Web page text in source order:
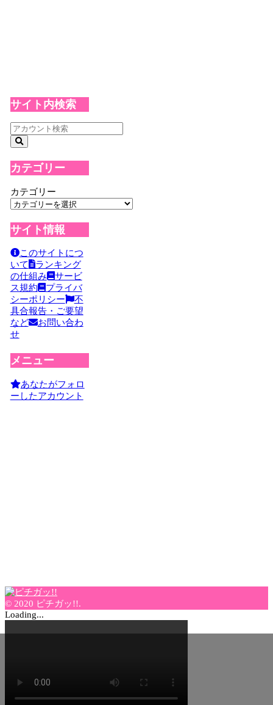
サイト内検索
カテゴリー
カテゴリー
サイト情報
このサイトにつ
いて
ランキング
の仕組み
サービ
ス規約
プライバ
シーポリシー
不
具合報告・ご要望
など
お問い合わ
せ
メニュー
あなたがフォロ
ーしたアカウント
© 2020 ピチガッ!!.
Loading...